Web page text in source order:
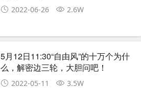
2022-06-26 2.6W
5月12日11:30“自由风”的十万个为什
么，解密边三轮，大胆问吧！
2022-05-11 3.5W